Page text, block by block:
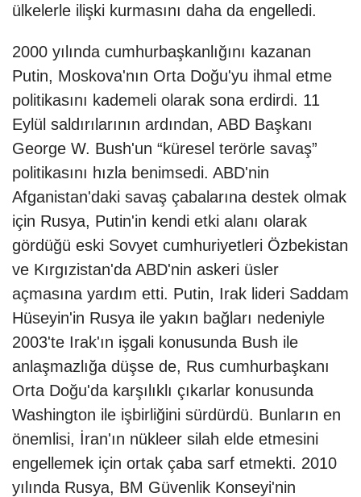
ülkelerle ilişki kurmasını daha da engelledi.
2000 yılında cumhurbaşkanlığını kazanan
Putin, Moskova'nın Orta Doğu'yu ihmal etme
politikasını kademeli olarak sona erdirdi. 11
Eylül saldırılarının ardından, ABD Başkanı
George W. Bush'un “küresel terörle savaş”
politikasını hızla benimsedi. ABD'nin
Afganistan'daki savaş çabalarına destek olmak
için Rusya, Putin'in kendi etki alanı olarak
gördüğü eski Sovyet cumhuriyetleri Özbekistan
ve Kırgızistan'da ABD'nin askeri üsler
açmasına yardım etti. Putin, Irak lideri Saddam
Hüseyin'in Rusya ile yakın bağları nedeniyle
2003'te Irak'ın işgali konusunda Bush ile
anlaşmazlığa düşse de, Rus cumhurbaşkanı
Orta Doğu'da karşılıklı çıkarlar konusunda
Washington ile işbirliğini sürdürdü. Bunların en
önemlisi, İran'ın nükleer silah elde etmesini
engellemek için ortak çaba sarf etmekti. 2010
yılında Rusya, BM Güvenlik Konseyi'nin